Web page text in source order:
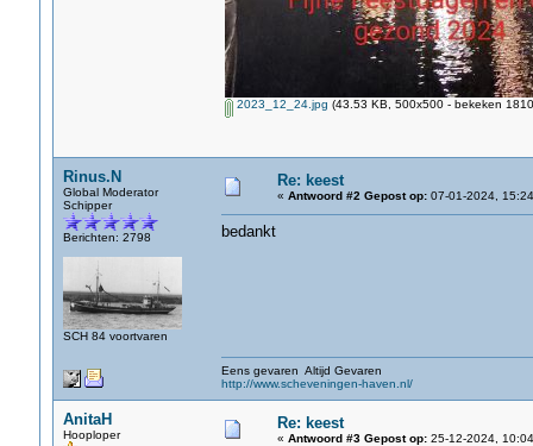
2023_12_24.jpg (43.53 KB, 500x500 - bekeken
Rinus.N
Global Moderator
Schipper
Berichten: 2798
SCH 84 voortvaren
Re: keest
« Antwoord #2 Gepost op:07-01-2024,
bedankt
Eens gevaren Altijd Gevaren
http://www.scheveningen-haven.nl/
AnitaH
Hooploper
Re: keest
« Antwoord #3 Gepost op:25-12-2024,